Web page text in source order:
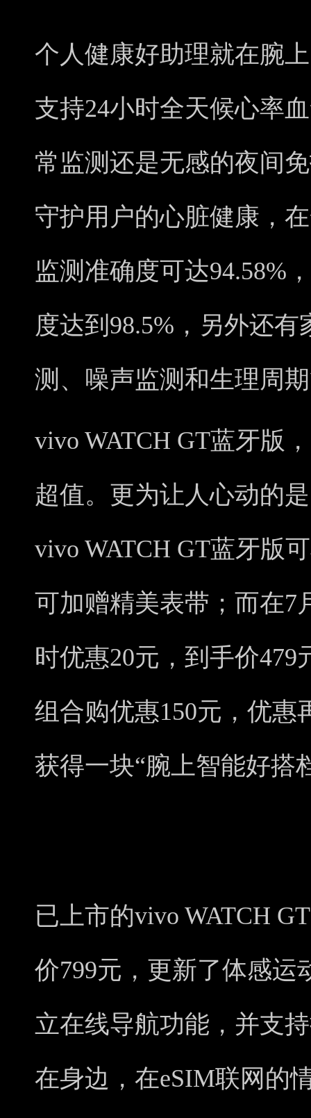
个人健康好助理就在腕
支持24小时全天候心率
常监测还是无感的夜间
守护用户的心脏健康，
监测准确度可达94.58%
度达到98.5%，另外还
测、噪声监测和生理周
vivo WATCH GT蓝牙版
超值。更为让人心动的
vivo WATCH GT蓝牙版
可加赠精美表带；而在7
时优惠20元，到手价479
组合购优惠150元，优惠
获得一块“腕上智能好搭
已上市的vivo WATCH
价799元，更新了体感运
立在线导航功能，并支
在身边，在eSIM联网的